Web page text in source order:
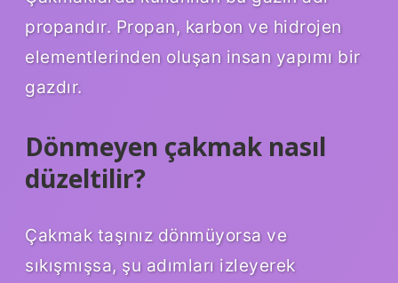
propandır. Propan, karbon ve hidrojen
elementlerinden oluşan insan yapımı bir
gazdır.
Dönmeyen çakmak nasıl
düzeltilir?
Çakmak taşınız dönmüyorsa ve
sıkışmışsa, şu adımları izleyerek